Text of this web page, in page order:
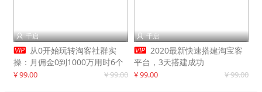
 千启
 从0开始玩转淘客社群实
操：月佣金0到1000万用时6个
月
¥ 99.00 ¥ 99.00
 千启
 2020最新快速搭建淘宝客
平台，3天搭建成功
¥ 99.00 ¥ 99.00